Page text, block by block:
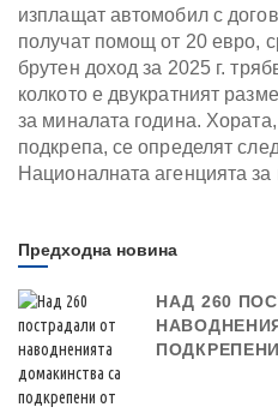
изплащат автомобил с
получат помощ от 20 евро,
брутен доход за 2025 г.
колкото е двукратният
за миналата година.
подкрепа, се определят
Националната агенцията за
Предходна новина
НАД 260